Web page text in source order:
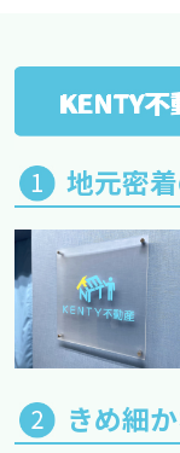
KENTY
地元密
きめ細